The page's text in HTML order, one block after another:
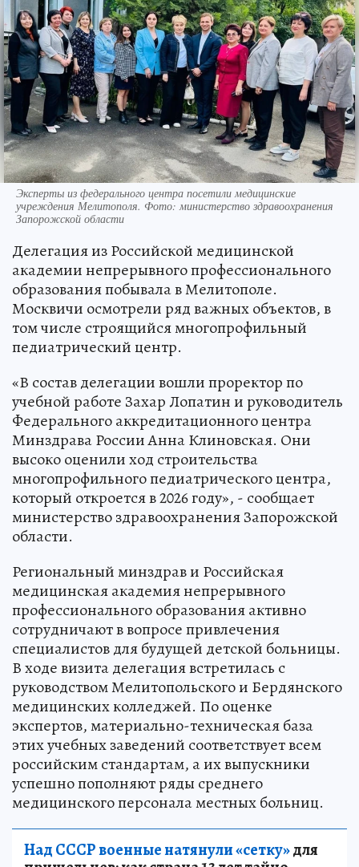
Эксперты из федерального центра посетили медицинские
учреждения Мелитополя. Фото: министерство здравоохранения
Запорожской области
Делегация из Российской медицинской
академии непрерывного профессионального
образования побывала в Мелитополе.
Москвичи осмотрели ряд важных объектов, в
том числе строящийся многопрофильный
педиатрический центр.
«В состав делегации вошли проректор по
учебной работе Захар Лопатин и руководитель
Федерального аккредитационного центра
Минздрава России Анна Клиновская. Они
высоко оценили ход строительства
многопрофильного педиатрического центра,
который откроется в 2026 году», - сообщает
министерство здравоохранения Запорожской
области.
Региональный минздрав и Российская
медицинская академия непрерывного
профессионального образования активно
сотрудничают в вопросе привлечения
специалистов для будущей детской больницы.
В ходе визита делегация встретилась с
руководством Мелитопольского и Бердянского
медицинских колледжей. По оценке
экспертов, материально-техническая база
этих учебных заведений соответствует всем
российским стандартам, а их выпускники
успешно пополняют ряды среднего
медицинского персонала местных больниц.
Над СССР военные натянули «сетку»для